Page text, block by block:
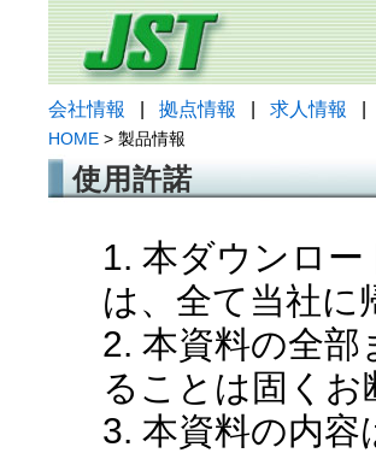
会社情報 拠点情報 求人情報
HOME > 製品情報
使用許諾
1. 本ダウンロ
は、全て当社に
2. 本資料の全
ることは固く
3. 本資料の内